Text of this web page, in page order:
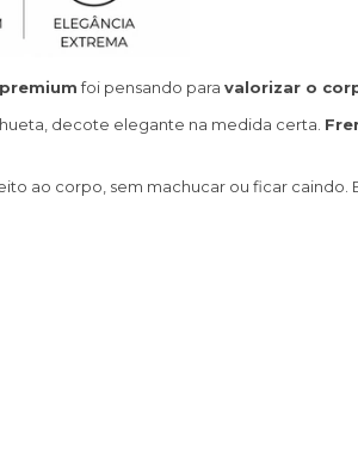
foi pensando para valorizar o
decote elegante na medida certa.
ao corpo, sem machucar ou ficar